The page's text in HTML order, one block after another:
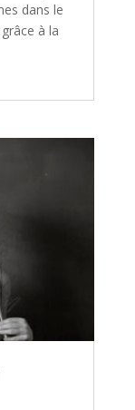
dans le
à la